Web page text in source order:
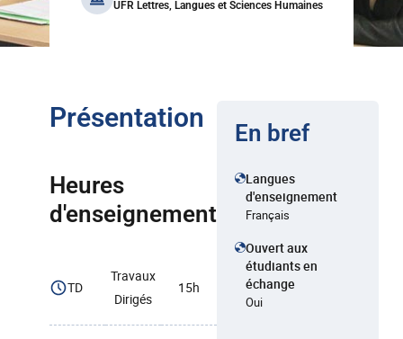
UFR Lettres, Langues et Sciences Humaines
Présentation
Heures
d'enseignement
TD
Travaux
Dirigés
15h
En bref
Langues
d'enseignement
Français
Ouvert aux
étudiants en
échange
Oui